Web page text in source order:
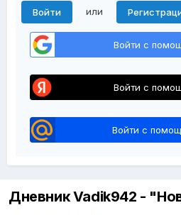
Войти
или
Войти с
Войти с
Войти с
Дневник Vadik942 -